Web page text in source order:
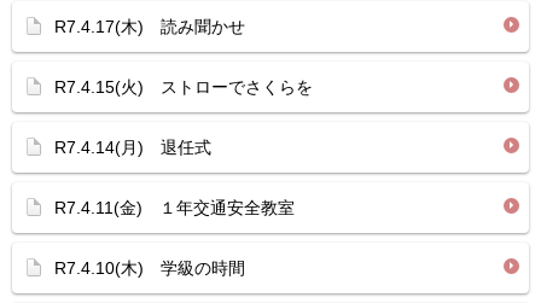
R7.4.17(木) 読み聞かせ
R7.4.15(火) ストローでさくらを
R7.4.14(月) 退任式
R7.4.11(金) １年交通安全教室
R7.4.10(木) 学級の時間